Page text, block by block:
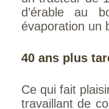
d’érable au
évaporation un
40 ans plus
Ce qui fait
travaillant de